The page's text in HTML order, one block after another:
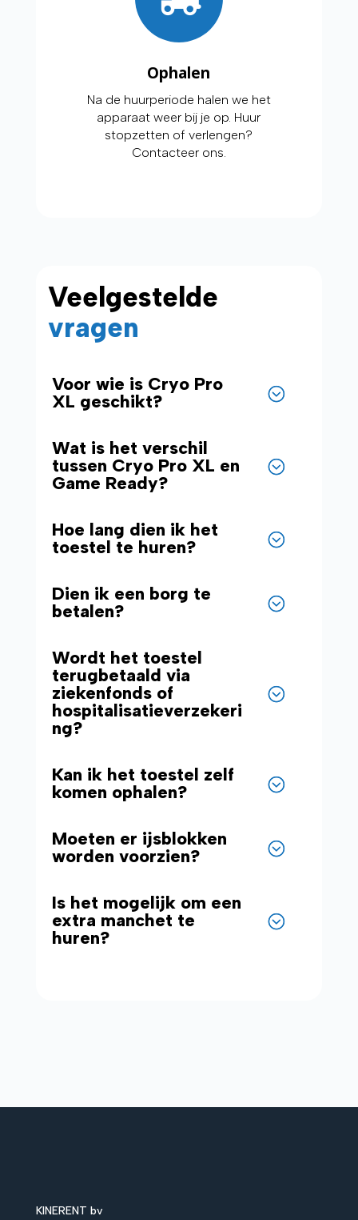
Ophalen
Na de huurperiode halen we het
apparaat weer bij je op. Huur
stopzetten of verlengen?
Contacteer ons.
Veelgestelde
vragen
Voor wie is Cryo Pro
XL geschikt?
Wat is het verschil
tussen Cryo Pro XL en
Game Ready?
Hoe lang dien ik het
toestel te huren?
Dien ik een borg te
betalen?
Wordt het toestel
terugbetaald via
ziekenfonds of
hospitalisatieverzekeri
ng?
Kan ik het toestel zelf
komen ophalen?
Moeten er ijsblokken
worden voorzien?
Is het mogelijk om een
extra manchet te
huren?
KINERENT bv